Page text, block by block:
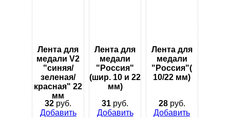
Лента для
медали V2
"синяя/
зеленая/
красная" 22
мм
32 руб.
Добавить
Лента для
медали
"Россия"
(шир. 10 и 22
мм)
31 руб.
Добавить
Лента для
медали
"Россия"(
10/22 мм)
28руб.
Добавить